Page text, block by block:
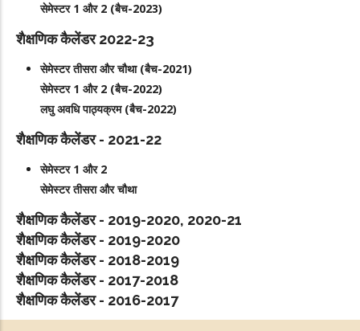
सेमेस्टर 1 और 2 (बैच-2023)
शैक्षणिक कैलेंडर 2022-23
सेमेस्टर तीसरा और चौथा (बैच-2021)
सेमेस्टर 1 और 2 (बैच-2022)
लघु अवधि पाठ्यक्रम (बैच-2022)
शैक्षणिक कैलेंडर - 2021-22
सेमेस्टर 1 और 2
सेमेस्टर तीसरा और चौथा
शैक्षणिक कैलेंडर - 2019-2020, 2020-21
शैक्षणिक कैलेंडर - 2019-2020
शैक्षणिक कैलेंडर - 2018-2019
शैक्षणिक कैलेंडर - 2017-2018
शैक्षणिक कैलेंडर - 2016-2017